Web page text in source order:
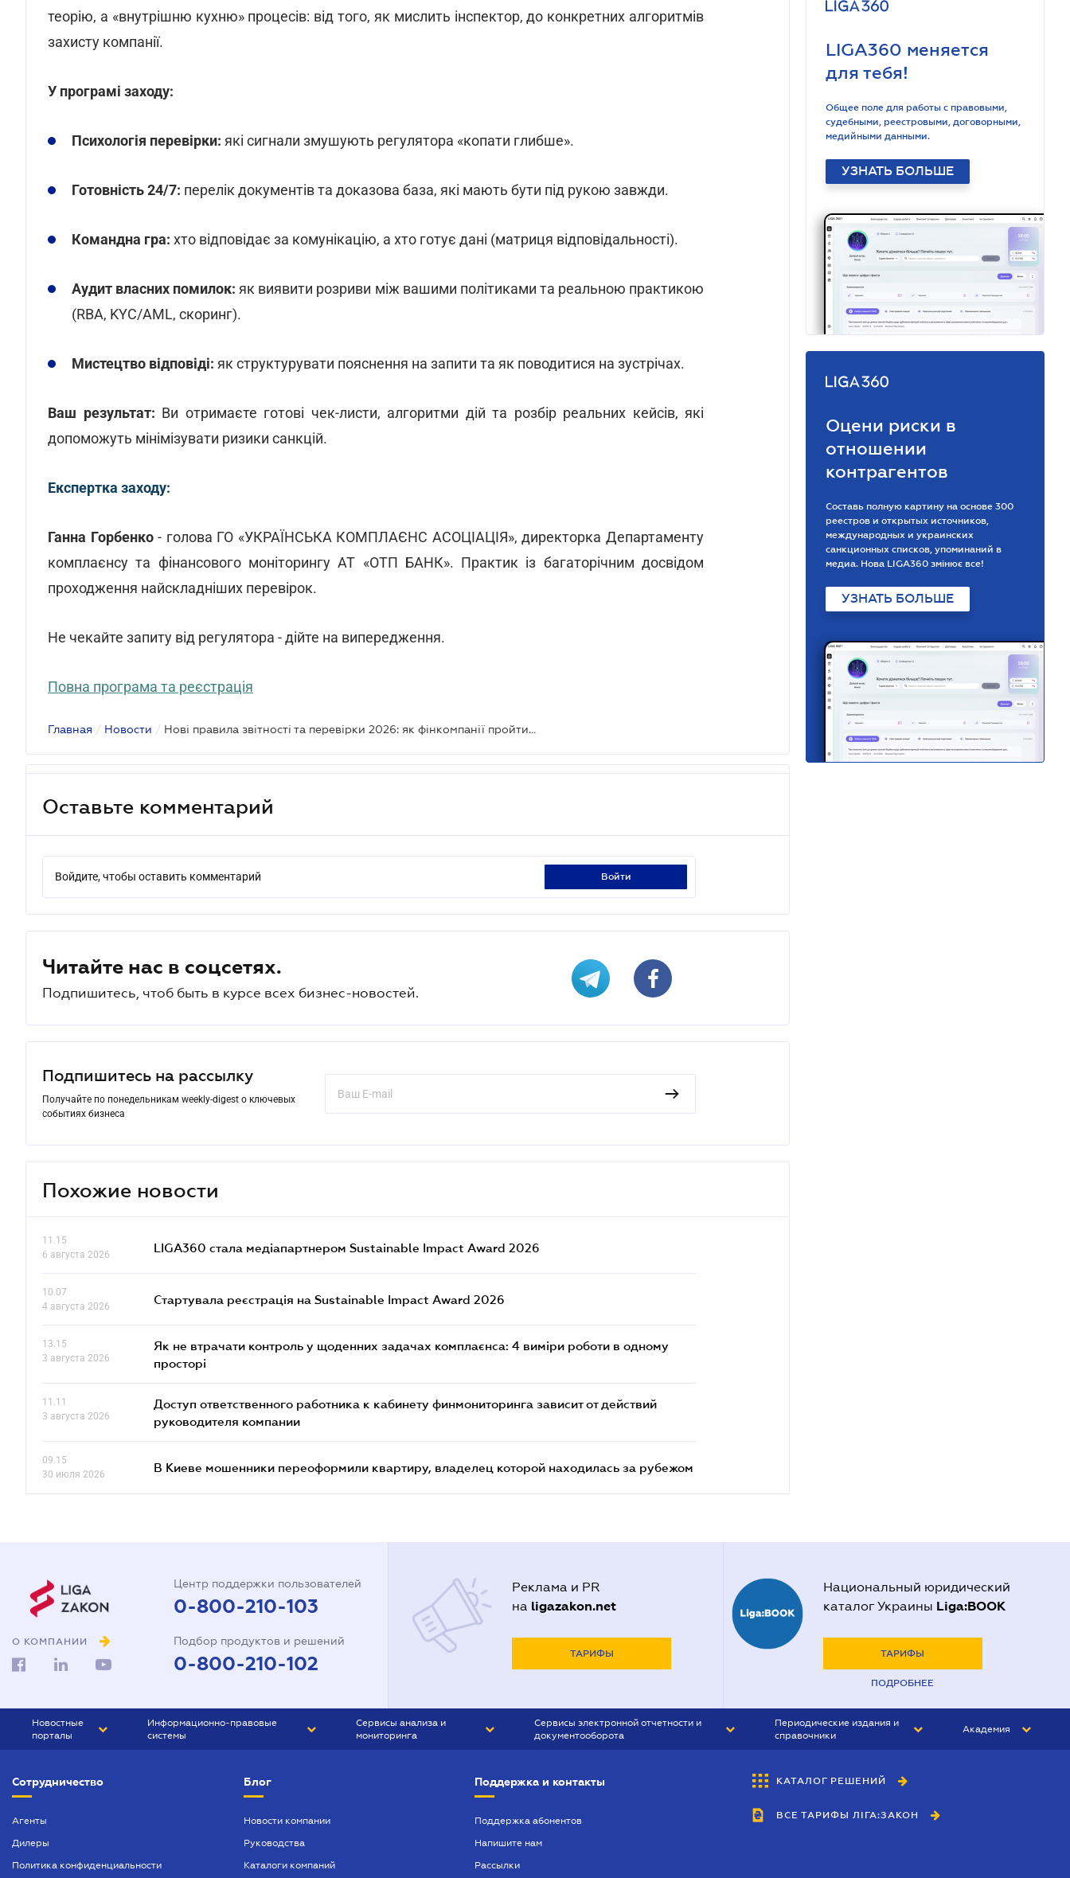
теорію, а «внутрішню кухню» процесів: від того, як мислить інспектор, до конкретних алгоритмів
захисту компанії.
У програмі заходу:
Психологія перевірки: які сигнали змушують регулятора «копати глибше».
Готовність 24/7: перелік документів та доказова база, які мають бути під рукою завжди.
Командна гра: хто відповідає за комунікацію, а хто готує дані (матриця відповідальності).
Аудит власних помилок: як виявити розриви між вашими політиками та реальною практикою
(RBA, KYC/AML, скоринг).
Мистецтво відповіді: як структурувати пояснення на запити та як поводитися на зустрічах.
Ваш результат: Ви отримаєте готові чек-листи, алгоритми дій та розбір реальних кейсів, які
допоможуть мінімізувати ризики санкцій.
Експертка заходу:
Ганна Горбенко- голова ГО «УКРАЇНСЬКА КОМПЛАЄНС АСОЦІАЦІЯ», директорка Департаменту
комплаєнсу та фінансового моніторингу АТ «ОТП БАНК». Практик із багаторічним досвідом
проходження найскладніших перевірок.
Не чекайте запиту від регулятора - дійте на випередження.
Повна програма та реєстрація
Главная / Новости / Нові правила звітності та перевірки 2026: як фінкомпанії пройти аудит регулятора без втрат
Оставьте комментарий
Войдите, чтобы оставить комментарий войти
Читайте нас в соцсетях.
Подпишитесь, чтоб быть в курсе всех бизнес-новостей.
Подпишитесь на рассылку
Получайте по понедельникам weekly-digest о ключевых
событиях бизнеса
Похожие новости
11.15
6 августа 2026
LIGA360 стала медіапартнером Sustainable Impact Award 2026
10.07
4 августа 2026
Стартувала реєстрація на Sustainable Impact Award 2026
13.15
3 августа 2026
Як не втрачати контроль у щоденних задачах комплаєнса: 4 виміри роботи в одному
просторі
11.11
3 августа 2026
Доступ ответственного работника к кабинету финмониторинга зависит от действий
руководителя компании
09.15
30 июля 2026
В Киеве мошенники переоформили квартиру, владелец которой находилась за рубежом
LIGA360 меняется
для тебя!
Общее поле для работы с правовыми,
судебными, реестровыми, договорными,
медийными данными.
УЗНАТЬ БОЛЬШЕ
Оцени риски в
отношении
контрагентов
Составь полную картину на основе 300
реестров и открытых источников,
международных и украинских
санкционных списков, упоминаний в
медиа. Нова LIGA360 змінює все!
УЗНАТЬ БОЛЬШЕ
О КОМПАНИИ
Центр поддержки пользователей
0-800-210-103
Подбор продуктов и решений
0-800-210-102
Реклама и PR
на ligazakon.net
ТАРИФЫ
Национальный юридический
каталог Украины Liga:BOOK
ТАРИФЫ
ПОДРОБНЕЕ
Новостные
порталы
БИЗНЕС
Информационно-правовые
системы
БУХГАЛТЕР ПРОФ
ЮРИСТ ПРОФ
Сервисы анализа и
мониторинга
Сервисы электронной отчетности и
документооборота
Периодические издания и
справочники
БУХГАЛТЕР&ЗАКОН
ВЕСТНИК МСФО
Академия
Сотрудничество
Агенты
Дилеры
Политика конфиденциальности
Блог
Новости компании
Руководства
Каталоги компаний
Поддержка и контакты
Поддержка абонентов
Напишите нам
Рассылки
КАТАЛОГ РЕШЕНИЙ
ВСЕ ТАРИФЫ ЛІГА:ЗАКОН